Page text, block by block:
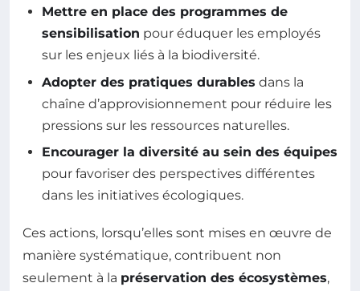
Mettre en place des programmes de
sensibilisation pour éduquer les employés
sur les enjeux liés à la biodiversité.
Adopter des pratiques durables dans la
chaîne d’approvisionnement pour réduire les
pressions sur les ressources naturelles.
Encourager la diversité au sein des équipes
pour favoriser des perspectives différentes
dans les initiatives écologiques.
Ces actions, lorsqu’elles sont mises en œuvre de
manière systématique, contribuent non
seulement à la préservation des écosystèmes,